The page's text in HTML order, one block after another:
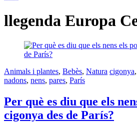
llegenda Europa
Animals i plantes, Bebès, Natura cigonya,
nadons, nens, pares, París
Per què es diu que els
cigonya des de París?